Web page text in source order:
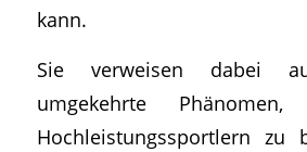
kann.
Sie verweisen dabei
umgekehrte
Hochleistungssportlern zu